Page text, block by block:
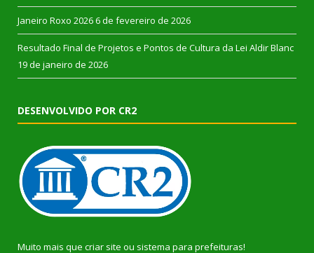
Janeiro Roxo 2026 6 de fevereiro de 2026
Resultado Final de Projetos e Pontos de Cultura da Lei Aldir Blanc
19 de janeiro de 2026
DESENVOLVIDO POR CR2
Muito mais que criar site ou sistema para prefeituras!